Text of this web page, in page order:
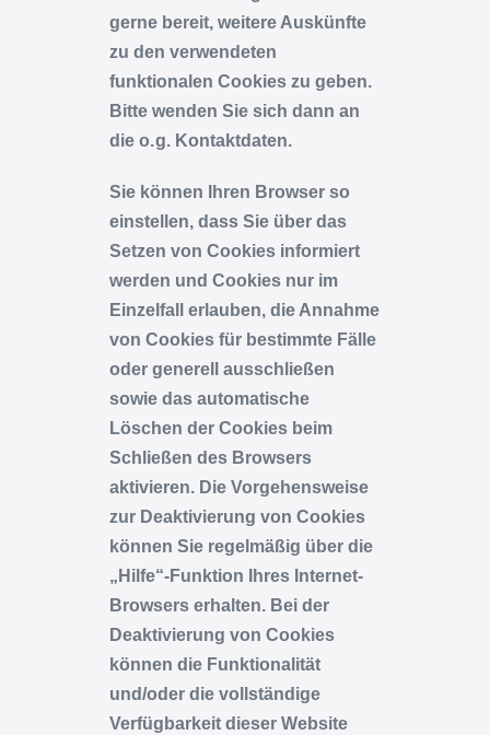
gerne bereit, weitere Auskünfte
zu den verwendeten
funktionalen Cookies zu geben.
Bitte wenden Sie sich dann an
die o. g. Kontaktdaten.
Sie können Ihren Browser so
einstellen, dass Sie über das
Setzen von Cookies informiert
werden und Cookies nur im
Einzelfall erlauben, die Annahme
von Cookies für bestimmte Fälle
oder generell ausschließen
sowie das automatische
Löschen der Cookies beim
Schließen des Browsers
aktivieren. Die Vorgehensweise
zur Deaktivierung von Cookies
können Sie regelmäßig über die
„Hilfe“-Funktion Ihres Internet-
Browsers erhalten. Bei der
Deaktivierung von Cookies
können die Funktionalität
und/oder die vollständige
Verfügbarkeit dieser Website